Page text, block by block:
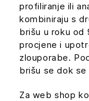
profiliranje ili
kombiniraju s
brišu u roku od
procjene i
zlouporabe.
brišu se dok
Za web shop